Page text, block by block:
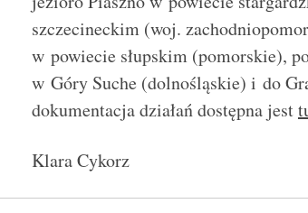
szczecineckim (woj.
w powiecie słupskim (pomorskie),
w Góry Suche (dolnośląskie) i do
dokumentacja działań dostępna jest
Klara Cykorz